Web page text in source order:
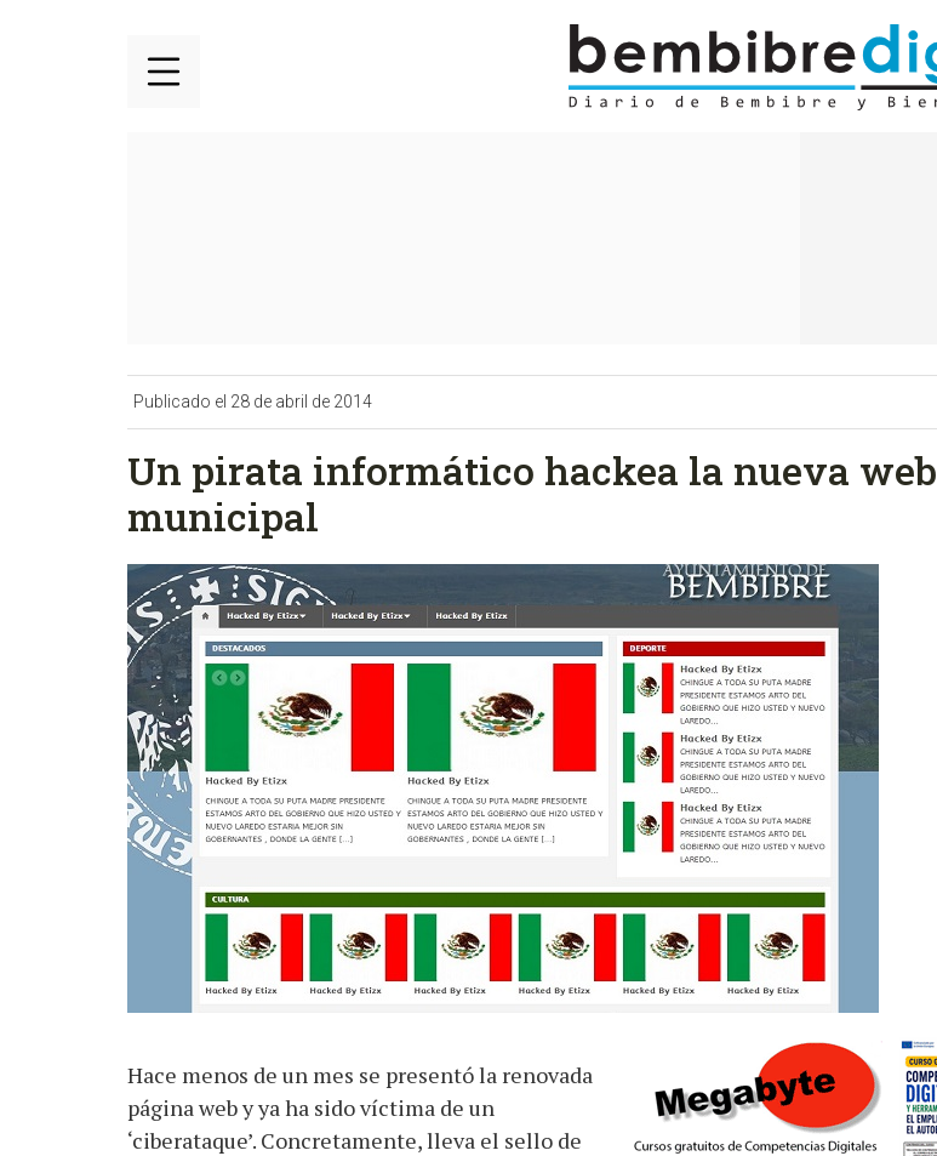
Publicado el 28 de abril de 2014
Un pirata informático hackea la nueva web
municipal
Hace menos de un mes se presentó la renovada
página web y ya ha sido víctima de un
‘ciberataque’. Concretamente, lleva el sello de